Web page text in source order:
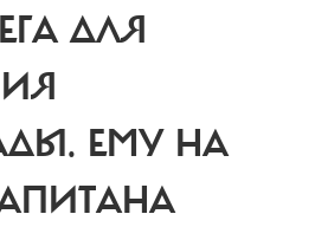
ДЛЯ
ЕМУ НА